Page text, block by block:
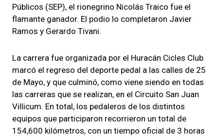
Públicos (SEP), el rionegrino Nicolás Traico fue el
flamante ganador. El podio lo completaron Javier
Ramos y Gerardo Tivani.
La carrera fue organizada por el Huracán Cicles Club
marcó el regreso del deporte pedal a las calles de 25
de Mayo, y que culminó, como viene siendo en todas
las carreras que se realizan, en el Circuito San Juan
Villicum. En total, los pedaleros de los distintos
equipos que participaron recorrieron un total de
154,600 kilómetros, con un tiempo oficial de 3 horas